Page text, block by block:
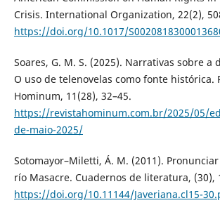
Crisis. International Organization, 22(2),
https://doi.org/10.1017/
Soares, G. M. S. (2025). Narrativas sobre
O uso de telenovelas como fonte histórica.
Hominum, 11(28), 32–45.
https://revistahominum.com.br/2025/05/
de-maio-2025/
Sotomayor–Miletti, Á. M. (2011).
río Masacre. Cuadernos de literatura, (30),
https://doi.org/10.11144/Javeriana.cl15-